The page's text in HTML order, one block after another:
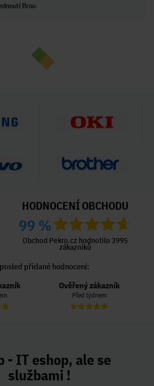
Brno
HODNOCENÍ OBCHODU
99 %
Obchod Pekro.cz hodnotilo 3995
zákazníků
přidané hodnocení:
Ověřený zákazník
Před týdnem
- IT eshop, ale se
službami !